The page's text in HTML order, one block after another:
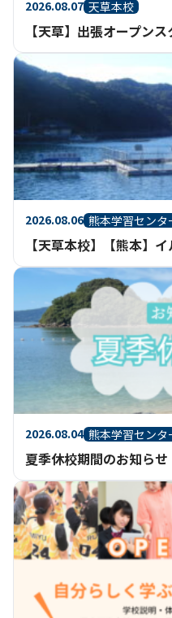
2026.08.07 天草本校
2026.08.06 熊本学習センタ
【天草本校】【熊本】
2026.08.04 熊本学習センタ
夏季休校期間のお知らせ